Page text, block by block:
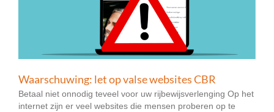
Waarschuwing: let op valse websites CBR
Betaal niet onnodig teveel voor uw rijbewijsverlenging Op het
internet zijn er veel websites die mensen proberen op te